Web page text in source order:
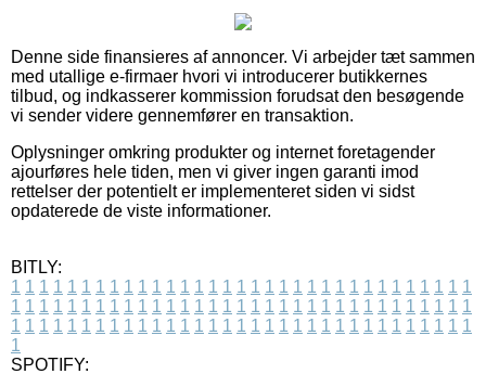
Denne side finansieres af annoncer. Vi arbejder tæt sammen
med utallige e-firmaer hvori vi introducerer butikkernes
tilbud, og indkasserer kommission forudsat den besøgende
vi sender videre gennemfører en transaktion.
Oplysninger omkring produkter og internet foretagender
ajourføres hele tiden, men vi giver ingen garanti imod
rettelser der potentielt er implementeret siden vi sidst
opdaterede de viste informationer.
BITLY:
1 1 1 1 1 1 1 1 1 1 1 1 1 1 1 1 1 1 1 1 1 1 1 1 1 1 1 1 1 1 1 1 1
1 1 1 1 1 1 1 1 1 1 1 1 1 1 1 1 1 1 1 1 1 1 1 1 1 1 1 1 1 1 1 1 1
1 1 1 1 1 1 1 1 1 1 1 1 1 1 1 1 1 1 1 1 1 1 1 1 1 1 1 1 1 1 1 1 1
1
SPOTIFY: